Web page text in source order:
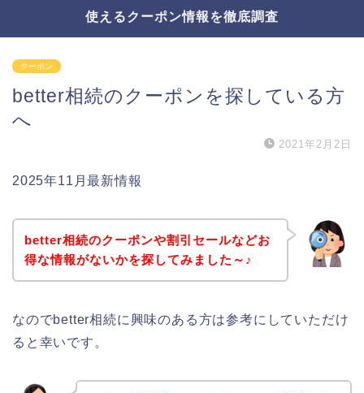
使えるクーポン情報を徹底調査
クーポン
better相続のクーポンを探している方
へ
2021年2月2日
2025年11月最新情報
better相続のクーポンや割引セールなどお
得な情報がないかを探してみました～♪
なのでbetter相続に興味のある方は参考にしていただけ
ると幸いです。